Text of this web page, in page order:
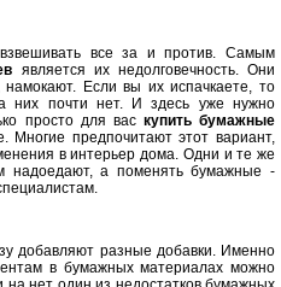
все за и против. Самым
является их недолговечность. Они
намокают. Если вы их испачкаете, то
них почти нет. И здесь уже нужно
просто для вас купить бумажные
Многие предпочитают этот вариант,
в интерьер дома. Одни и те же
надоедают, а поменять бумажные -
добавляют разные добавки. Именно
в бумажных материалах можно